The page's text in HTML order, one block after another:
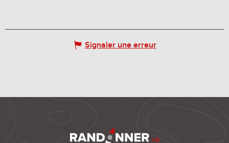
Signaler une erreur